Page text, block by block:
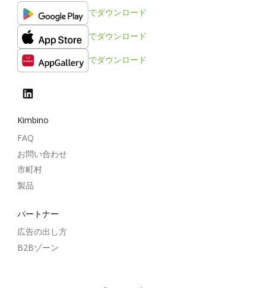
でダウンロード
でダウンロード
でダウンロード
Kimbino
FAQ
お問い合わせ
市町村
製品
パートナー
広告の出し方
B2Bゾーン